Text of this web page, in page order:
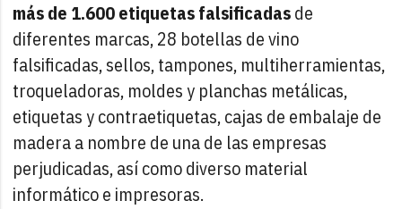
más de 1.600 etiquetas falsificadasde
diferentes marcas, 28 botellas de vino
falsificadas, sellos, tampones, multiherramientas,
troqueladoras, moldes y planchas metálicas,
etiquetas y contraetiquetas, cajas de embalaje de
madera a nombre de una de las empresas
perjudicadas, así como diverso material
informático e impresoras.